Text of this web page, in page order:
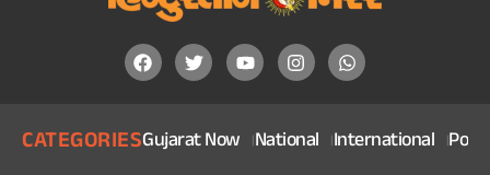
CATEGORIESGujarat Now National International